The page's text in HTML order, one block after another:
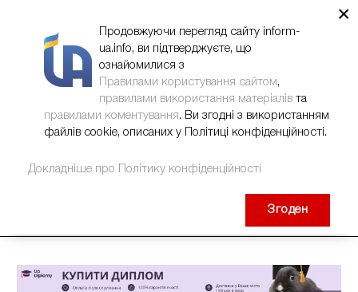
×
Продовжуючи перегляд сайту inform-
ua.info, ви підтверджуєте, що
ознайомилися з
Правилами користування сайтом,
правилами використання матеріалів та
правилами коментування. Ви згодні з використанням
файлів cookie, описаних у Політиці конфіденційності.
Докладніше про Політику конфіденційності
Згоден